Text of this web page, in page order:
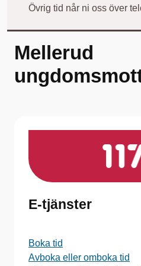
Övrig tid når ni oss över
Mellerud
E-tjänster
Boka tid
Avboka eller omboka tid